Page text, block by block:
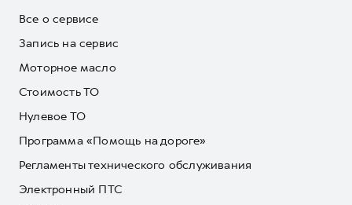
Все о сервисе
Запись на сервис
Моторное масло
Стоимость ТО
Нулевое ТО
Программа «Помощь на дороге»
Регламенты технического обслуживания
Электронный ПТС